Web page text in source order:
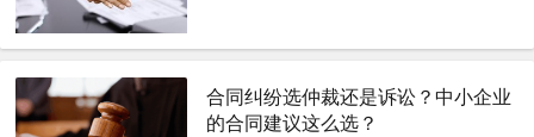
合同纠纷选仲裁还是诉讼？中小企业
的合同建议这么选？